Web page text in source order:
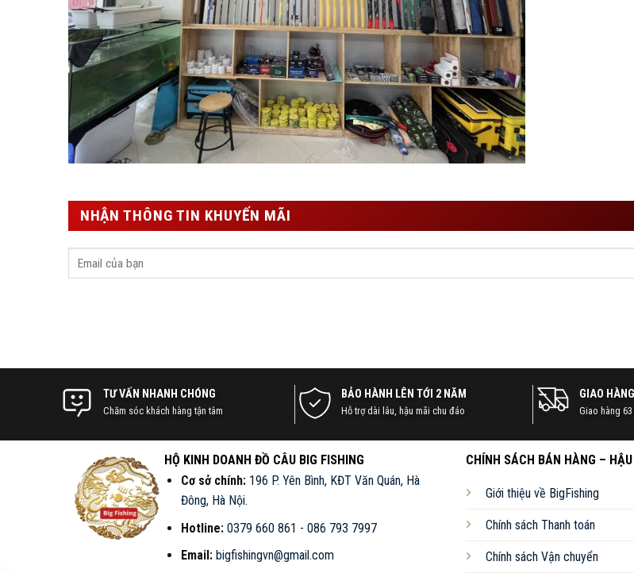
NHẬN THÔNG TIN KHUYẾN MÃI
TƯ VẤN NHANH CHÓNG
Chăm sóc khách hàng tận tâm
BẢO HÀNH LÊN TỚI 2 NĂM
Hỗ trợ dài lâu, hậu mãi chu đáo
GIAO
Giao hàng
HỘ KINH DOANH ĐỒ CÂU BIG FISHING
Cơ sở chính: 196 P. Yên Bình, KĐT Văn Quán, Hà
Đông, Hà Nội.
Hotline: 0379 660 861 - 086 793 7997
Email: bigfishingvn@gmail.com
CHÍNH SÁCH BÁN HÀNG –
Giới thiệu về BigFishing
Chính sách Thanh toán
Chính sách Vận chuyển